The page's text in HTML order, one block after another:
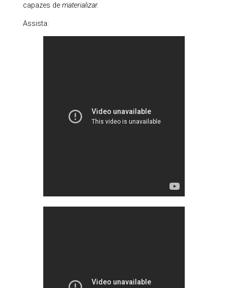
capazes de materializar.
Assista: